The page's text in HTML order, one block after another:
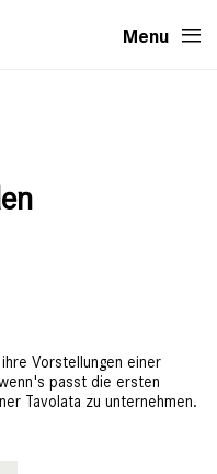
Menu
Vorstellungen einer
passt die ersten
Tavolata zu unternehmen.